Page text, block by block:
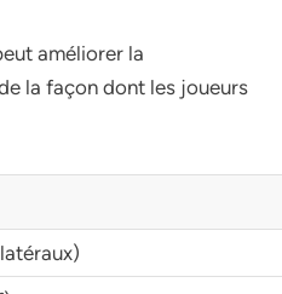
améliorer la
la façon dont les joueurs